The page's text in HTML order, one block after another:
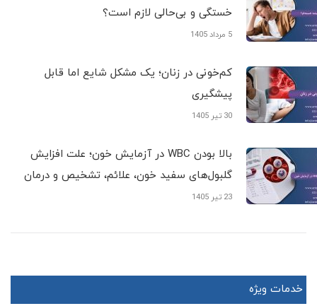
خستگی و بی‌حالی لازم است؟
5 مرداد 1405
کم‌خونی در زنان؛ یک مشکل شایع اما قابل
پیشگیری
30 تیر 1405
بالا بودن WBC در آزمایش خون؛ علت افزایش
گلبول‌های سفید خون، علائم، تشخیص و درمان
23 تیر 1405
خدمات ویژه